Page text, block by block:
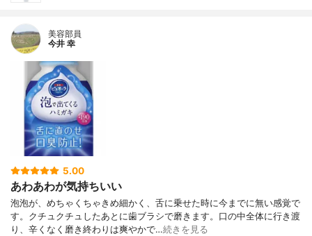
美容部員
今井 幸
5.00
あわあわが気持ちいい
泡泡が、めちゃくちゃきめ細かく、舌に乗せた時に今までに無い感覚で
す。クチュクチュしたあとに歯ブラシで磨きます。口の中全体に行き渡
り、辛くなく磨き終わりは爽やかで…続きを見る